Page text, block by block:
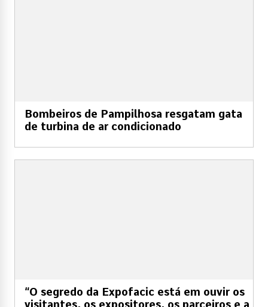
Bombeiros de Pampilhosa resgatam gata
de turbina de ar condicionado
“O segredo da Expofacic está em ouvir os
visitantes, os expositores, os parceiros e a